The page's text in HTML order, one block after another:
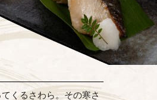
くるさわら。その寒さ